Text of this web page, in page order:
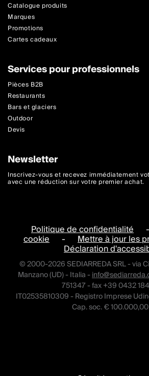
Catalogue produits
Marques
Promotions
Cartes cadeaux
Services pour professionnels
Pièces B2B
Restaurants
Bars et glaciers
Outdoor
Devis
Newsletter
Inscrivez-vous et recevez immédiatement
avec une réduction sur votre premier achat.
Politique de confidentialité -
cookie - Mettre à jour les
Déclaration
© 2000-2026 SEDIARREDA SRL - via
Manzano (UD) - Italia -
751347 - fax +39 0432
IT02535810309 - Registro Imprese
Cap. soc. € 100.000,00